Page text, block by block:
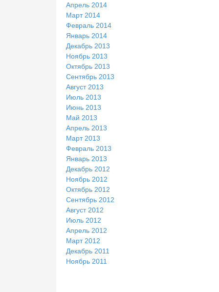
Апрель 2014
Март 2014
Февраль 2014
Январь 2014
Декабрь 2013
Ноябрь 2013
Октябрь 2013
Сентябрь 2013
Август 2013
Июль 2013
Июнь 2013
Май 2013
Апрель 2013
Март 2013
Февраль 2013
Январь 2013
Декабрь 2012
Ноябрь 2012
Октябрь 2012
Сентябрь 2012
Август 2012
Июль 2012
Апрель 2012
Март 2012
Декабрь 2011
Ноябрь 2011